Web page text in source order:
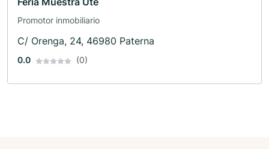
Promotor inmobiliario
C/ Orenga, 24, 46980 Paterna
0.0 (0)